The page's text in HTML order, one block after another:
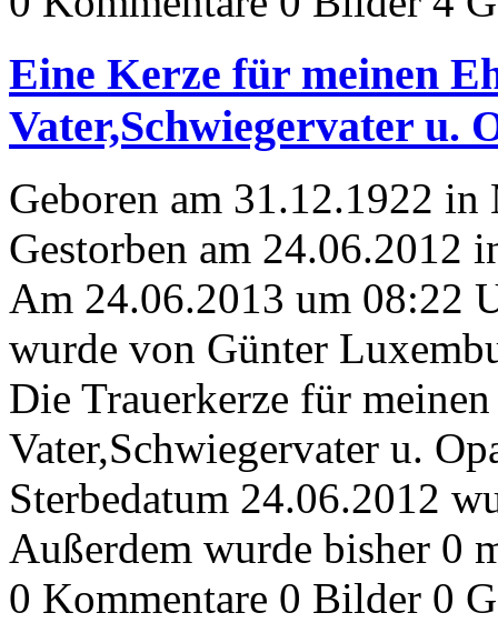
Eine Kerze für meinen
Vater,Schwiegervater u.
Geboren am 31.12.1922 in
Gestorben am 24.06.2012
Am 24.06.2013 um 08:22
wurde von Günter
Die Trauerkerze für
Vater,Schwiegervater u.
Sterbedatum 24.06.2012
Außerdem wurde bisher 0
0 Kommentare 0 Bilder 0